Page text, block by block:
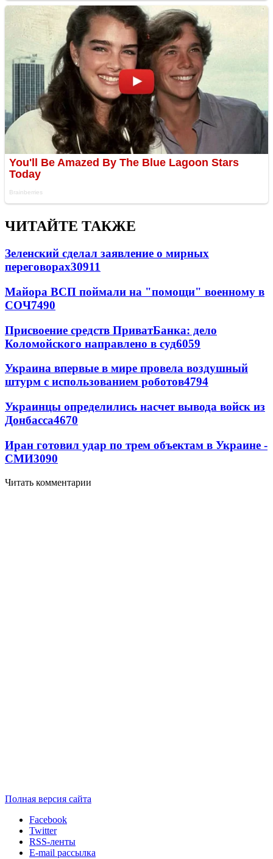
ЧИТАЙТЕ ТАКЖЕ
Зеленский сделал заявление о мирных
переговорах30911
Майора ВСП поймали на "помощи" военному в
СОЧ7490
Присвоение средств ПриватБанка: дело
Коломойского направлено в суд6059
Украина впервые в мире провела воздушный
штурм с использованием роботов4794
Украинцы определились насчет вывода войск из
Донбасса4670
Иран готовил удар по трем объектам в Украине -
СМИ3090
Читать комментарии
Полная версия сайта
Facebook
Twitter
RSS-ленты
E-mail рассылка